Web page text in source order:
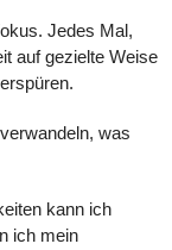
Jedes Mal,
auf gezielte Weise
was
kann ich
ich mein